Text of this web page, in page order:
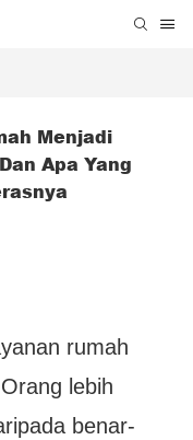
Menjadi
Apa Yang
rumah
lebih
benar-